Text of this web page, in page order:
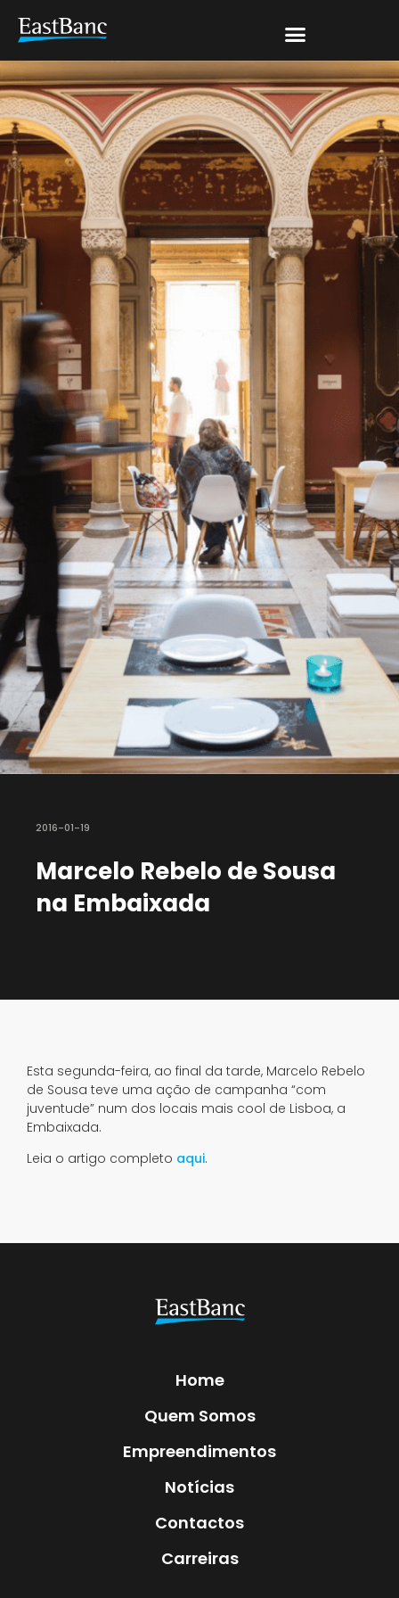
2016-01-19
Marcelo Rebelo de Sousa
na Embaixada
Esta segunda-feira, ao final da tarde, Marcelo Rebelo
de Sousa teve uma ação de campanha “com
juventude” num dos locais mais cool de Lisboa, a
Embaixada.
Leia o artigo completo aqui.
Home
Quem Somos
Empreendimentos
Notícias
Contactos
Carreiras